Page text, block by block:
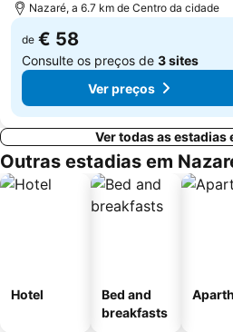
Nazaré, a 6.7 km de Centro da cidade
de € 58
Consulte os preços de 3 sites
Ver preços
Ver todas as estadias
Outras estadias em
Hotel
Bed and
breakfasts